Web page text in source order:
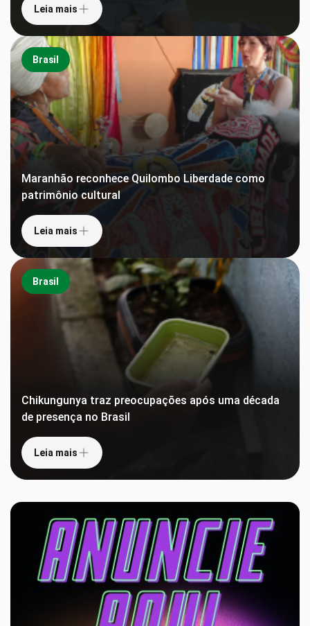
Leia mais
Brasil
Maranhão reconhece Quilombo Liberdade como
patrimônio cultural
Leia mais
Brasil
Chikungunya traz preocupações após uma década
de presença no Brasil
Leia mais